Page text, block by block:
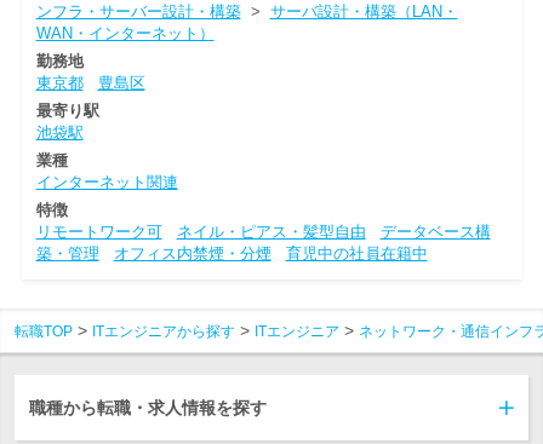
ンフラ・サーバー設計・構築> サーバ設計・構築（LAN・
WAN・インターネット）
勤務地
東京都
豊島区
最寄り駅
池袋駅
業種
インターネット関連
特徴
リモートワーク可
ネイル・ピアス・髪型自由
データベース構
築・管理
オフィス内禁煙・分煙 育児中の社員在籍中
転職TOP ITエンジニアから探す ITエンジニア ネットワーク・通信インフ
職種から転職・求人情報を探す